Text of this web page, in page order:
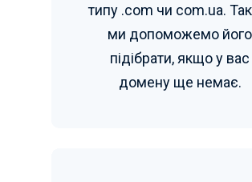
типу .com чи com.ua.
ми допоможемо його
підібрати, якщо у вас
домену ще немає.